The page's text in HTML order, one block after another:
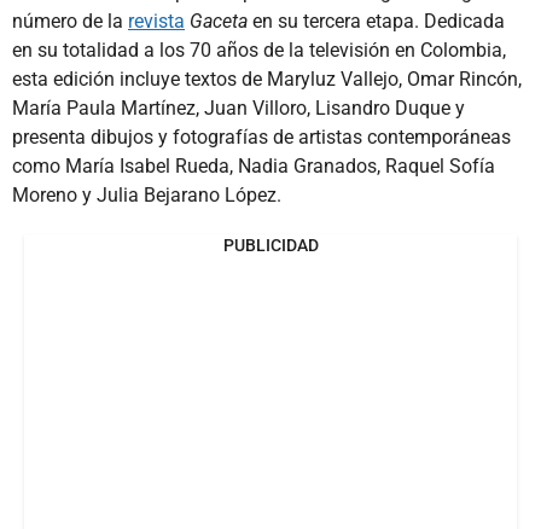
número de la revista Gaceta en su tercera etapa. Dedicada
en su totalidad a los 70 años de la televisión en Colombia,
esta edición incluye textos de Maryluz Vallejo, Omar Rincón,
María Paula Martínez, Juan Villoro, Lisandro Duque y
presenta dibujos y fotografías de artistas contemporáneas
como María Isabel Rueda, Nadia Granados, Raquel Sofía
Moreno y Julia Bejarano López.
PUBLICIDAD